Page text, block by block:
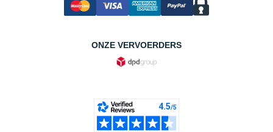
ONZE VERVOERDERS